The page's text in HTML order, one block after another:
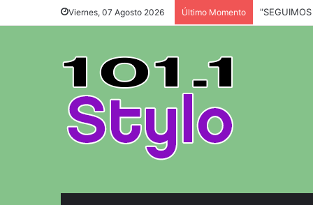
Viernes, 07 Agosto 2026 Último Momento